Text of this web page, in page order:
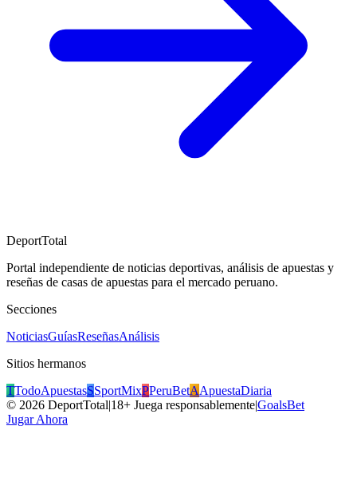
DeportTotal
Portal independiente de noticias deportivas, análisis de apuestas y
reseñas de casas de apuestas para el mercado peruano.
Secciones
NoticiasGuíasReseñasAnálisis
Sitios hermanos
TTodoApuestasSSportMixPPeruBetAApuestaDiaria
© 2026 DeportTotal|18+ Juega responsablemente|GoalsBet
Jugar Ahora